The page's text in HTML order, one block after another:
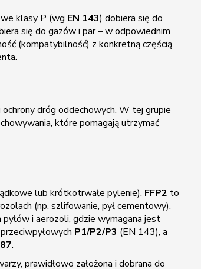
klasy P (wg EN 143) dobiera się do
się do gazów i par – w odpowiednim
(kompatybilność) z konkretną częścią
dróg oddechowych. W tej grupie
które pomagają utrzymać
lub krótkotrwałe pylenie). FFP2 to
(np. szlifowanie, pył cementowy).
i aerozoli, gdzie wymagana jest
P1/P2/P3 (EN 143), a
.
prawidłowo założona i dobrana do